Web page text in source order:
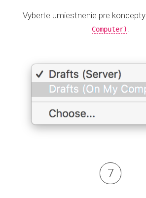
Vyberte umiestnenie pre koncepty
Computer).